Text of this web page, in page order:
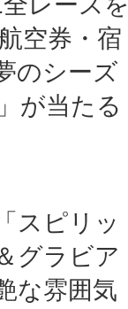
空券・宿
のシーズ
が当たる
スピリッ
グラビア
な雰囲気